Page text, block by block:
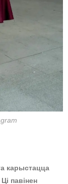
карыстацца
павінен